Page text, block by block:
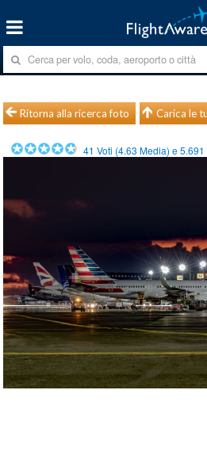
Ritorna alla ricerca foto Carica le
41 Voti (4.63 Media) e5.691